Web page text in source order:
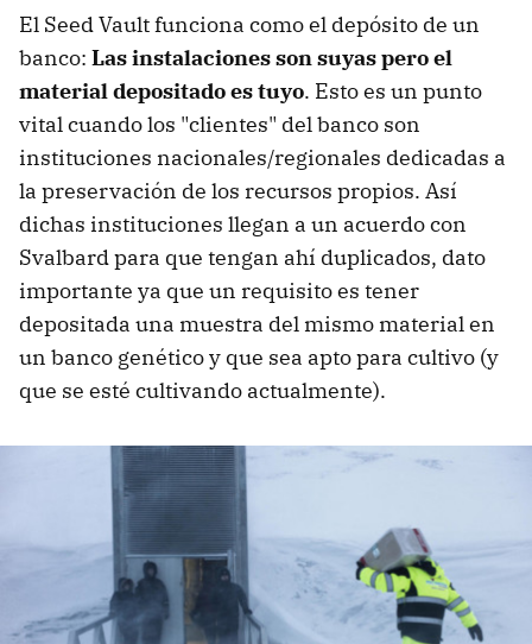
El Seed Vault funciona como el depósito de un
banco: Las instalaciones son suyas pero el
material depositado es tuyo. Esto es un punto
vital cuando los "clientes" del banco son
instituciones nacionales/regionales dedicadas a
la preservación de los recursos propios. Así
dichas instituciones llegan a un acuerdo con
Svalbard para que tengan ahí duplicados, dato
importante ya que un requisito es tener
depositada una muestra del mismo material en
un banco genético y que sea apto para cultivo (y
que se esté cultivando actualmente).